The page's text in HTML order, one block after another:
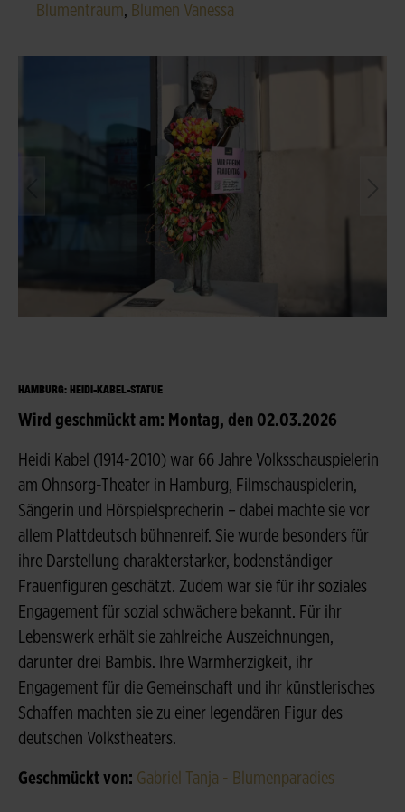
Blumentraum, Blumen Vanessa
HAMBURG: HEIDI-KABEL-STATUE
Wird geschmückt am: Montag, den 02.03.2026
Heidi Kabel (1914-2010) war 66 Jahre Volksschauspielerin
am Ohnsorg-Theater in Hamburg, Filmschauspielerin,
Sängerin und Hörspielsprecherin – dabei machte sie vor
allem Plattdeutsch bühnenreif. Sie wurde besonders für
ihre Darstellung charakterstarker, bodenständiger
Frauenfiguren geschätzt. Zudem war sie für ihr soziales
Engagement für sozial schwächere bekannt. Für ihr
Lebenswerk erhält sie zahlreiche Auszeichnungen,
darunter drei Bambis. Ihre Warmherzigkeit, ihr
Engagement für die Gemeinschaft und ihr künstlerisches
Schaffen machten sie zu einer legendären Figur des
deutschen Volkstheaters.
Geschmückt von: Gabriel Tanja - Blumenparadies